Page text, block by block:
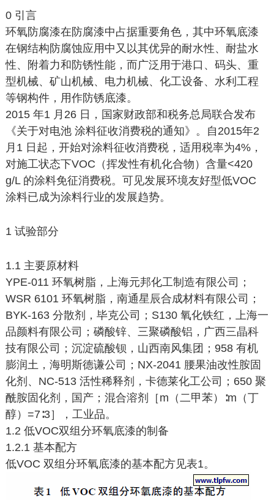
0 引言
环氧防腐漆在防腐漆中占据重要角色，其中环氧底漆
在钢结构防腐蚀应用中又以其优异的耐水性、耐盐水
性、附着力和防锈性能，而广泛用于港口、码头、重
型机械、矿山机械、电力机械、化工设备、水利工程
等钢构件，用作防锈底漆。
2015 年1 月26 日，国家财政部和税务总局联合发布
《关于对电池 涂料征收消费税的通知》。自2015年2
月1 日起，开始对涂料征收消费税，适用税率为4%，
对施工状态下VOC（挥发性有机化合物）含量<420
g/L 的涂料免征消费税。可见发展环境友好型低VOC
涂料已成为涂料行业的发展趋势。
1 试验部分
1.1 主要原材料
YPE-011 环氧树脂，上海元邦化工制造有限公司；
WSR 6101 环氧树脂，南通星辰合成材料有限公司；
BYK-163 分散剂，毕克公司；S130 氧化铁红，上海一
品颜料有限公司；磷酸锌、三聚磷酸铝，广西三晶科
技有限公司；沉淀硫酸钡，山西南风集团；958 有机
膨润土，海明斯德谦公司；NX-2041 腰果油改性胺固
化剂、NC-513 活性稀释剂，卡德莱化工公司；650 聚
酰胺固化剂，国产；混合溶剂［m（二甲苯）∶m（丁
醇）=7∶3］，工业品。
1.2 低VOC双组分环氧底漆的制备
1.2.1 基本配方
低VOC 双组分环氧底漆的基本配方见表1。